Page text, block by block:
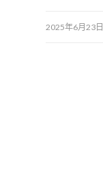
2025年6月23日